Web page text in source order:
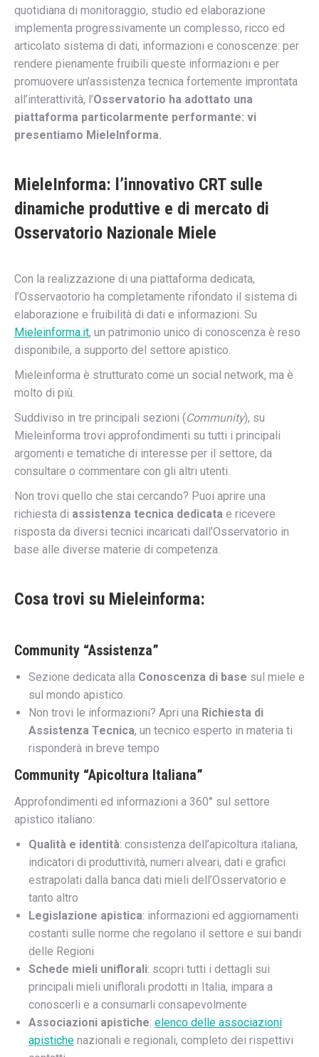
quotidiana di monitoraggio, studio ed elaborazione
implementa progressivamente un complesso, ricco ed
articolato sistema di dati, informazioni e conoscenze: per
rendere pienamente fruibili queste informazioni e per
promuovere un’assistenza tecnica fortemente improntata
all’interattività, l’Osservatorio ha adottato una
piattaforma particolarmente performante: vi
presentiamo MieleInforma.
MieleInforma: l’innovativo CRT sulle
dinamiche produttive e di mercato di
Osservatorio Nazionale Miele
Con la realizzazione di una piattaforma dedicata,
l’Osservaotorio ha completamente rifondato il sistema di
elaborazione e fruibilità di dati e informazioni. Su
Mieleinforma.it, un patrimonio unico di conoscenza è reso
disponibile, a supporto del settore apistico.
Mieleinforma è strutturato come un social network, ma è
molto di più.
Suddiviso in tre principali sezioni (Community), su
Mieleinforma trovi approfondimenti su tutti i principali
argomenti e tematiche di interesse per il settore, da
consultare o commentare con gli altri utenti.
Non trovi quello che stai cercando? Puoi aprire una
richiesta di assistenza tecnica dedicata e ricevere
risposta da diversi tecnici incaricati dall’Osservatorio in
base alle diverse materie di competenza.
Cosa trovi su Mieleinforma:
Community “Assistenza”
Sezione dedicata alla Conoscenza di base sul miele e
sul mondo apistico.
Non trovi le informazioni? Apri una Richiesta di
Assistenza Tecnica, un tecnico esperto in materia ti
risponderà in breve tempo
Community “Apicoltura Italiana”
Approfondimenti ed informazioni a 360° sul settore
apistico italiano:
Qualità e identità: consistenza dell’apicoltura italiana,
indicatori di produttività, numeri alveari, dati e grafici
estrapolati dalla banca dati mieli dell’Osservatorio e
tanto altro
Legislazione apistica: informazioni ed aggiornamenti
costanti sulle norme che regolano il settore e sui bandi
delle Regioni
Schede mieli uniflorali: scopri tutti i dettagli sui
principali mieli uniflorali prodotti in Italia, impara a
conoscerli e a consumarli consapevolmente
Associazioni apistiche: elenco delle associazioni
apistiche nazionali e regionali, completo dei rispettivi